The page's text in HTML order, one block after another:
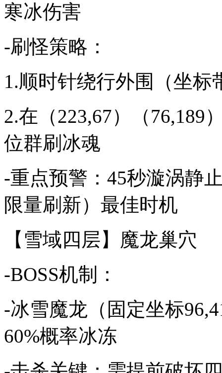
寒冰伤害
-刷怪策略：
1.顺时针绕行外围（坐标
2.在（223,67）（76,189
位群刷冰魂
-重点预警：45秒漩涡静
限量刷新）最佳时机
【雪域四层】魔龙巢穴
-BOSS机制：
-冰雪魔龙（固定坐标
60%概率冰冻